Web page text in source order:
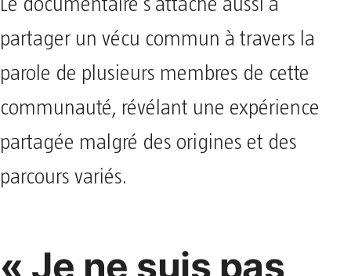
Le documentaire s’attache aussi à
partager un vécu commun à travers la
parole de plusieurs membres de cette
communauté, révélant une expérience
partagée malgré des origines et des
parcours variés.
« Je ne suis pas